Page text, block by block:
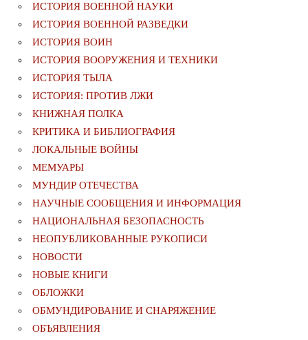
ИСТОРИЯ ВОЕННОЙ НАУКИ
ИСТОРИЯ ВОЕННОЙ РАЗВЕДКИ
ИСТОРИЯ ВОИН
ИСТОРИЯ ВООРУЖЕНИЯ И ТЕХНИКИ
ИСТОРИЯ ТЫЛА
ИСТОРИЯ: ПРОТИВ ЛЖИ
КНИЖНАЯ ПОЛКА
КРИТИКА И БИБЛИОГРАФИЯ
ЛОКАЛЬНЫЕ ВОЙНЫ
МЕМУАРЫ
МУНДИР ОТЕЧЕСТВА
НАУЧНЫЕ СООБЩЕНИЯ И ИНФОРМАЦИЯ
НАЦИОНАЛЬНАЯ БЕЗОПАСНОСТЬ
НЕОПУБЛИКОВАННЫЕ РУКОПИСИ
НОВОСТИ
НОВЫЕ КНИГИ
ОБЛОЖКИ
ОБМУНДИРОВАНИЕ И СНАРЯЖЕНИЕ
ОБЪЯВЛЕНИЯ